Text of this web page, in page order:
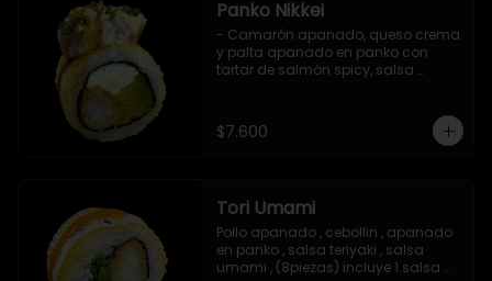
Panko Nikkei
- Camarón apanado, queso crema
y palta apanado en panko con
tartar de salmón spicy, salsa
$7.600
Tori Umami
Pollo apanado , cebollin , apanado
en panko , salsa teriyaki , salsa
umami , (8piezas) incluye 1 salsa